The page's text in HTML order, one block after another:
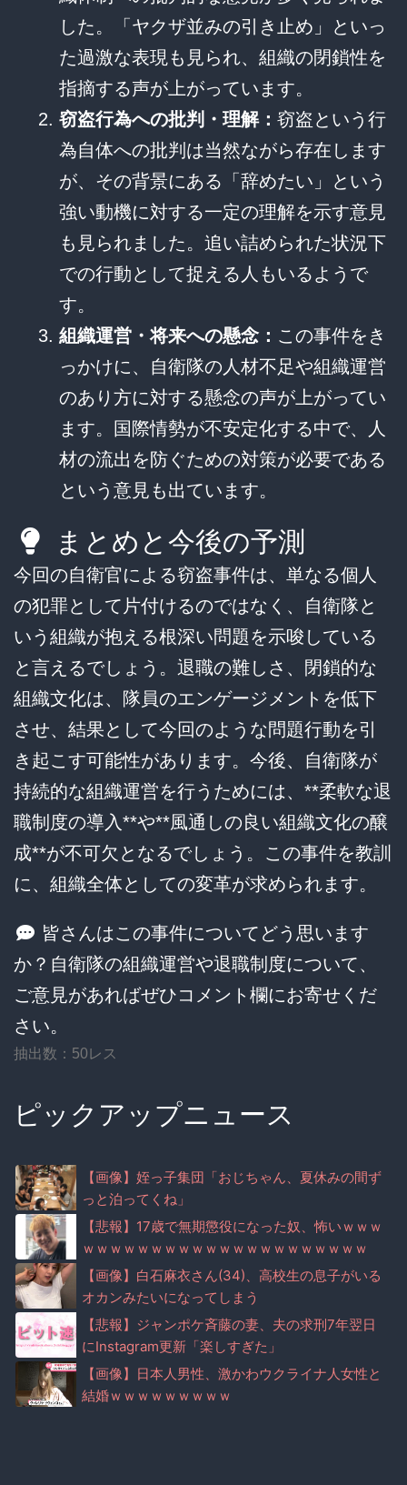
した。「ヤクザ並みの引き止め」といっ
た過激な表現も見られ、組織の閉鎖性を
指摘する声が上がっています。
窃盗行為への批判・理解： 窃盗という行
為自体への批判は当然ながら存在します
が、その背景にある「辞めたい」という
強い動機に対する一定の理解を示す意見
も見られました。追い詰められた状況下
での行動として捉える人もいるようで
す。
組織運営・将来への懸念： この事件をき
っかけに、自衛隊の人材不足や組織運営
のあり方に対する懸念の声が上がってい
ます。国際情勢が不安定化する中で、人
材の流出を防ぐための対策が必要である
という意見も出ています。
まとめと今後の予測
今回の自衛官による窃盗事件は、単なる個人
の犯罪として片付けるのではなく、自衛隊と
いう組織が抱える根深い問題を示唆している
と言えるでしょう。退職の難しさ、閉鎖的な
組織文化は、隊員のエンゲージメントを低下
させ、結果として今回のような問題行動を引
き起こす可能性があります。今後、自衛隊が
持続的な組織運営を行うためには、**柔軟な退
職制度の導入**や**風通しの良い組織文化の醸
成**が不可欠となるでしょう。この事件を教訓
に、組織全体としての変革が求められます。
皆さんはこの事件についてどう思います
か？自衛隊の組織運営や退職制度について、
ご意見があればぜひコメント欄にお寄せくだ
さい。
抽出数：50レス
ピックアップニュース
【画像】姪っ子集団「おじちゃん、夏休みの間ず
っと泊ってくね」
【悲報】17歳で無期懲役になった奴、怖いｗｗｗ
ｗｗｗｗｗｗｗｗｗｗｗｗｗｗｗｗｗｗｗｗｗ
【画像】白石麻衣さん(34)、高校生の息子がいる
オカンみたいになってしまう
【悲報】ジャンポケ斉藤の妻、夫の求刑7年翌日
にInstagram更新「楽しすぎた」
【画像】日本人男性、激かわウクライナ人女性と
結婚ｗｗｗｗｗｗｗｗｗ